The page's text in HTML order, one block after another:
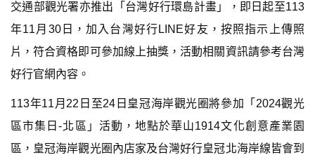
交通部觀光署亦推出「台灣好行環島計畫」，即日起至113
年11月30日，加入台灣好行LINE好友，按照指示上傳照
片，符合資格即可參加線上抽獎，活動相關資訊請參考台灣
好行官網內容。
113年11月22日至24日皇冠海岸觀光圈將參加「2024觀光
區市集日-北區」活動，地點於華山1914文化創意產業園
區，皇冠海岸觀光圈內店家及台灣好行皇冠北海岸線皆會到